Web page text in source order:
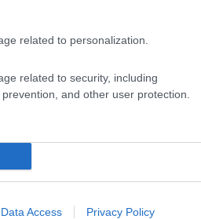
related to personalization.
related to security, including
and other user protection.
Data Access Privacy Policy